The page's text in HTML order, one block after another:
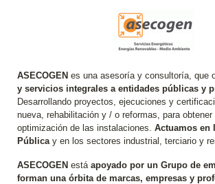
ASECOGEN es una asesoría y consultoría, que
y servicios integrales a entidades públicas y
Desarrollando proyectos, ejecuciones y
nueva, rehabilitación y / o reformas, para
optimización de las instalaciones. Actuamos en
Públicay en los sectores industrial, terciario y
ASECOGEN está apoyado por un Grupo de
forman una órbita de marcas, empresas y